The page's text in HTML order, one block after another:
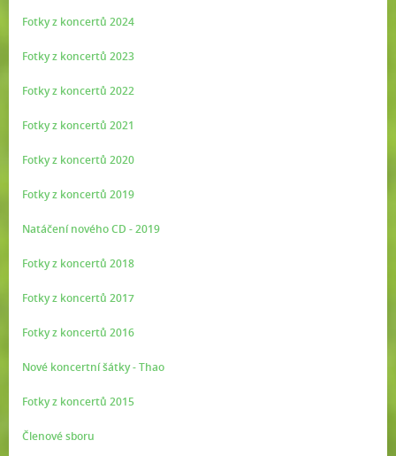
Fotky z koncertů 2024
Fotky z koncertů 2023
Fotky z koncertů 2022
Fotky z koncertů 2021
Fotky z koncertů 2020
Fotky z koncertů 2019
Natáčení nového CD - 2019
Fotky z koncertů 2018
Fotky z koncertů 2017
Fotky z koncertů 2016
Nové koncertní šátky - Thao
Fotky z koncertů 2015
Členové sboru